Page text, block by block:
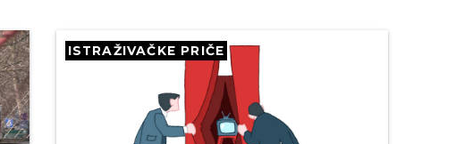
ISTRAŽIVAČKE PRIČE